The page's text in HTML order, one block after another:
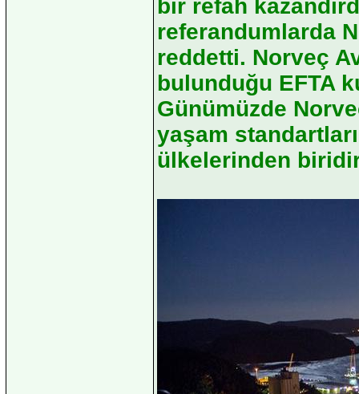
bir refah
referandumlarda
reddetti. Norveç
bulunduğu EFTA
Günümüzde
yaşam
ülkelerinden